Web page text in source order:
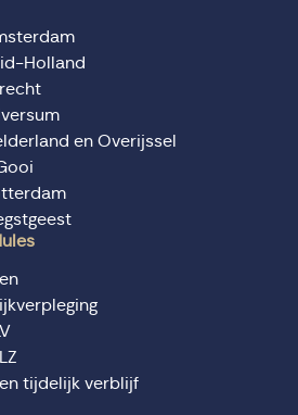
Holland
en Overijssel
tijdelijk verblijf